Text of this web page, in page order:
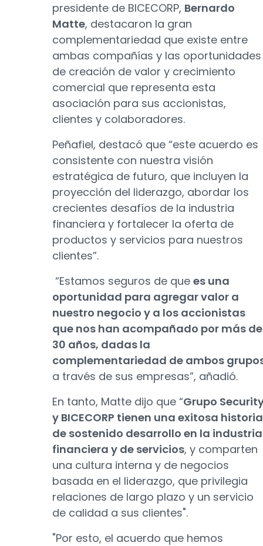
presidente de BICECORP, Bernardo
Matte, destacaron la gran
complementariedad que existe entre
ambas compañías y las oportunidades
de creación de valor y crecimiento
comercial que representa esta
asociación para sus accionistas,
clientes y colaboradores.
Peñafiel, destacó que “este acuerdo es
consistente con nuestra visión
estratégica de futuro, que incluyen la
proyección del liderazgo, abordar los
crecientes desafíos de la industria
financiera y fortalecer la oferta de
productos y servicios para nuestros
clientes”.
“Estamos seguros de que es una
oportunidad para agregar valor a
nuestro negocio y a los accionistas
que nos han acompañado por más de
30 años, dadas la
complementariedad de ambos
a través de sus empresas”, añadió.
En tanto, Matte dijo que “Grupo
y BICECORP tienen una exitosa historia
de sostenido desarrollo en la industria
financiera y de servicios, y comparten
una cultura interna y de negocios
basada en el liderazgo, que privilegia
relaciones de largo plazo y un servicio
de calidad a sus clientes".
"Por esto, el acuerdo que hemos